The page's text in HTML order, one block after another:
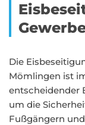
Die
Mömlingen ist
entscheidender
um die
Fußgängern